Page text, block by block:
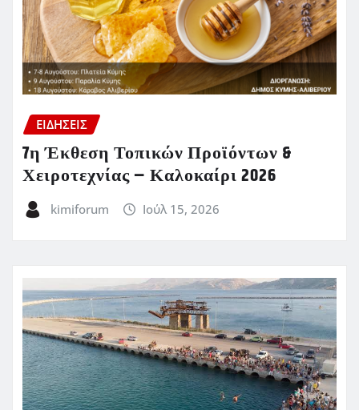
ΕΙΔΗΣΕΙΣ
7η Έκθεση Τοπικών Προϊόντων &
Χειροτεχνίας – Καλοκαίρι 2026
kimiforum Ιούλ 15, 2026